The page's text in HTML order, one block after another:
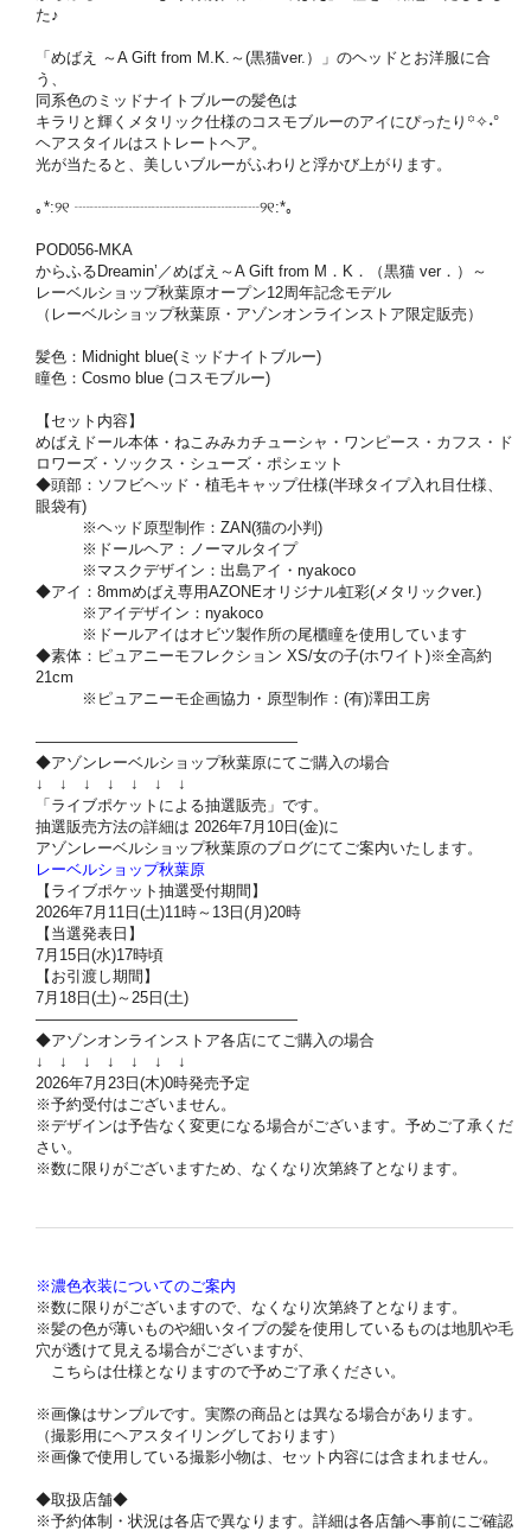
た♪
「めばえ ～A Gift from M.K.～(黒猫ver.）」のヘッドとお洋服に合
う、
同系色のミッドナイトブルーの髪色は
キラリと輝くメタリック仕様のコスモブルーのアイにぴったり꙳✧˖°
ヘアスタイルはストレートヘア。
光が当たると、美しいブルーがふわりと浮かび上がります。
｡*:୨୧ ┈┈┈┈┈┈┈┈┈┈┈┈୨୧:*｡
POD056-MKA
からふるDreamin’／めばえ～A Gift from M．K．（黒猫 ver．）～
レーベルショップ秋葉原オープン12周年記念モデル
（レーベルショップ秋葉原・アゾンオンラインストア限定販売）
髪色：Midnight blue(ミッドナイトブルー)
瞳色：Cosmo blue (コスモブルー)
【セット内容】
めばえドール本体・ねこみみカチューシャ・ワンピース・カフス・ド
ロワーズ・ソックス・シューズ・ポシェット
◆頭部：ソフビヘッド・植毛キャップ仕様(半球タイプ入れ目仕様、
眼袋有)
※ヘッド原型制作：ZAN(猫の小判)
※ドールヘア：ノーマルタイプ
※マスクデザイン：出島アイ・nyakoco
◆アイ：8mmめばえ専用AZONEオリジナル虹彩(メタリックver.)
※アイデザイン：nyakoco
※ドールアイはオビツ製作所の尾櫃瞳を使用しています
◆素体：ピュアニーモフレクション XS/女の子(ホワイト)※全高約
21cm
※ピュアニーモ企画協力・原型制作：(有)澤田工房
—————————————————
◆アゾンレーベルショップ秋葉原にてご購入の場合
↓ ↓ ↓ ↓ ↓ ↓ ↓
「ライブポケットによる抽選販売」です。
抽選販売方法の詳細は 2026年7月10日(金)に
アゾンレーベルショップ秋葉原のブログにてご案内いたします。
レーベルショップ秋葉原
【ライブポケット抽選受付期間】
2026年7月11日(土)11時～13日(月)20時
【当選発表日】
7月15日(水)17時頃
【お引渡し期間】
7月18日(土)～25日(土)
—————————————————
◆アゾンオンラインストア各店にてご購入の場合
↓ ↓ ↓ ↓ ↓ ↓ ↓
2026年7月23日(木)0時発売予定
※予約受付はございません。
※デザインは予告なく変更になる場合がございます。予めご了承くだ
さい。
※数に限りがございますため、なくなり次第終了となります。
※濃色衣装についてのご案内
※数に限りがございますので、なくなり次第終了となります。
※髪の色が薄いものや細いタイプの髪を使用しているものは地肌や毛
穴が透けて見える場合がございますが、
こちらは仕様となりますので予めご了承ください。
※画像はサンプルです。実際の商品とは異なる場合があります。
（撮影用にヘアスタイリングしております）
※画像で使用している撮影小物は、セット内容には含まれません。
◆取扱店舗◆
※予約体制・状況は各店で異なります。詳細は各店舗へ事前にご確認